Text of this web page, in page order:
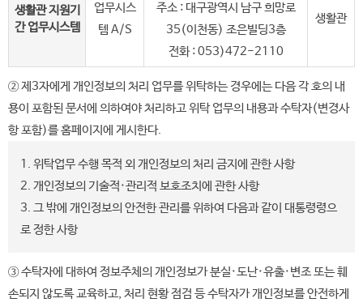
생활관 지원기
간 업무시스템
업무시스
템 A/S
주소 : 대구광역시 남구 희망로
35(이천동) 조은빌딩3층
전화 : 053)472-2110
생활관
② 제3자에게 개인정보의 처리 업무를 위탁하는 경우에는 다음 각 호의 내
용이 포함된 문서에 의하여야 처리하고 위탁 업무의 내용과 수탁자(변경사
항 포함)를 홈페이지에 게시한다.
1. 위탁업무 수행 목적 외 개인정보의 처리 금지에 관한 사항
2. 개인정보의 기술적·관리적 보호조치에 관한 사항
3. 그 밖에 개인정보의 안전한 관리를 위하여 다음과 같이 대통령령으
로 정한 사항
③ 수탁자에 대하여 정보주체의 개인정보가 분실·도난·유출·변조 또는 훼
손되지 않도록 교육하고, 처리 현황 점검 등 수탁자가 개인정보를 안전하게